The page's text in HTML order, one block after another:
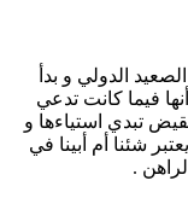
الدولي و بدأ
فيما كانت تدعي
تبدي استياءها و
شئنا أم أبينا في
.